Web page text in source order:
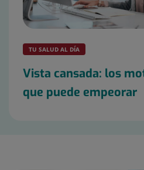
TU SALUD AL DÍA
Vista cansada: los
que puede empeorar